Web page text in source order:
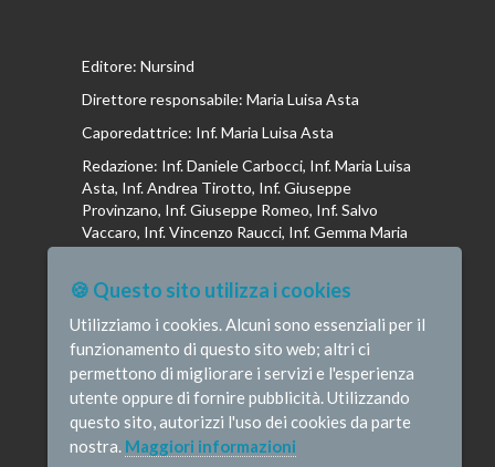
Editore: Nursind
Direttore responsabile: Maria Luisa Asta
Caporedattrice: Inf. Maria Luisa Asta
Redazione: Inf. Daniele Carbocci, Inf. Maria Luisa
Asta, Inf. Andrea Tirotto, Inf. Giuseppe
Provinzano, Inf. Giuseppe Romeo, Inf. Salvo
Vaccaro, Inf. Vincenzo Raucci, Inf. Gemma Maria
Altavilla, Inf. Stefano Barone , Inf. Donato Cosi,
Inf. Romina Iannuzzi, Inf. Fausta Pileri
© Infermieristicamente - e-mail:
redazione@infermieristicamente.it
🍪 Questo sito utilizza i cookies
Utilizziamo i cookies. Alcuni sono essenziali per il
funzionamento di questo sito web; altri ci
permettono di migliorare i servizi e l'esperienza
utente oppure di fornire pubblicità. Utilizzando
questo sito, autorizzi l'uso dei cookies da parte
nostra. Maggiori informazioni